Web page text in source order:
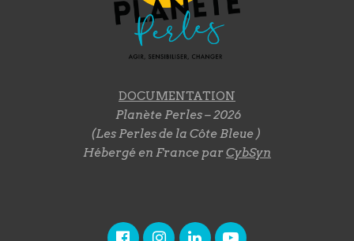
DOCUMENTATION
Planète Perles – 2026
(Les Perles de la Côte Bleue )
Hébergé en France parCybSyn